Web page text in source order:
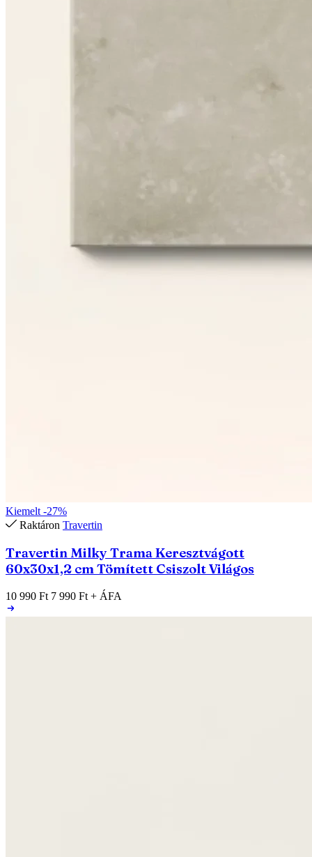
Kiemelt -27%
Raktáron Travertin
Travertin Milky Trama Keresztvágott
60x30x1,2 cm Tömített Csiszolt Világos
10 990 Ft 7 990 Ft + ÁFA